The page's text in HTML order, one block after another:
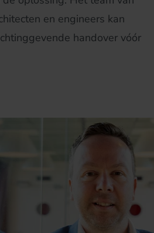
en engineers kan
handover vóór